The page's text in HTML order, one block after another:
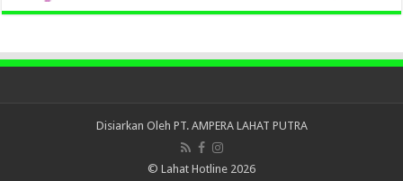
Disiarkan Oleh PT. AMPERA LAHAT PUTRA
© Lahat Hotline 2026